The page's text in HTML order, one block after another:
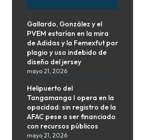
Gallardo, González y el
PVEM estarían en la mira
de Adidas y la Femexfut por
plagio y uso indebido de
diseño del jersey
mayo 21, 2026
Helipuerto del
Tangamanga I opera en la
opacidad: sin registro de la
AFAC pese a ser financiado
con recursos públicos
mayo 21, 2026